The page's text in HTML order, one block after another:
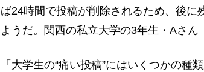
ば24時間で投稿が削除されるため、後に
ようだ。関西の私立大学の3年生・Aさん
「大学生の“痛い投稿”にはいくつかの